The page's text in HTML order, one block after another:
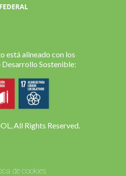
está alineado con los
Sostenible:
All Rights Reserved.
de cookies